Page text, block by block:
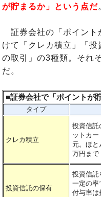
が貯まるか」という点だ
証券会社の「ポイント
けて「クレカ積立」「
の取引」の3種類。それ
だ。
■証券会社で「ポイントが
タイプ
クレカ積立
投資信託
ットカ
元。ほと
万円まで
投資信託の保有
投資信託
一定の率
付与率は